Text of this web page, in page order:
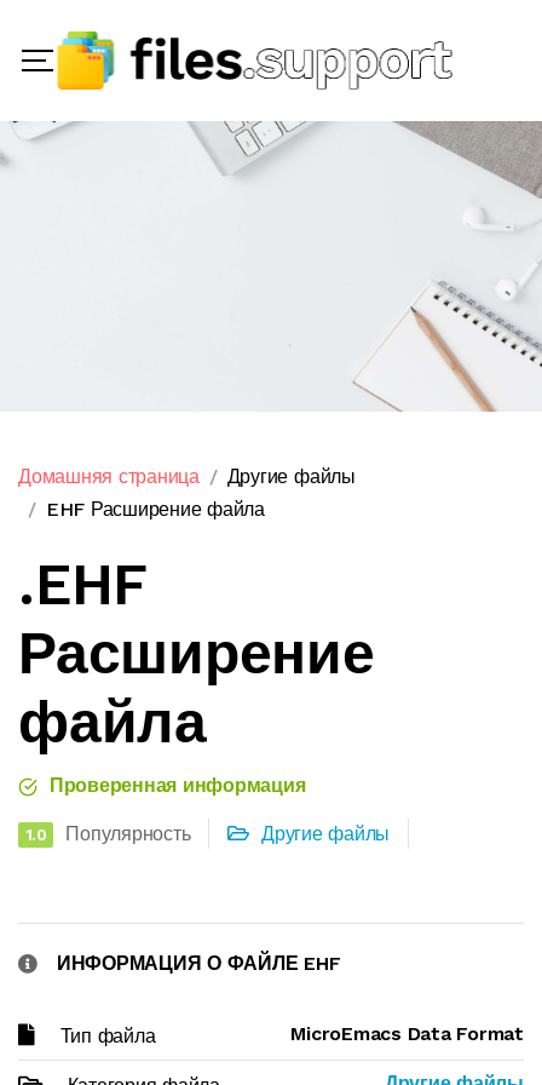
Домашняя страница
Другие файлы
EHF Расширение файла
.EHF
Расширение
файла
Проверенная информация
1.0 Популярность Другие файлы
ИНФОРМАЦИЯ О ФАЙЛЕ EHF
Тип файла MicroEmacs Data Format